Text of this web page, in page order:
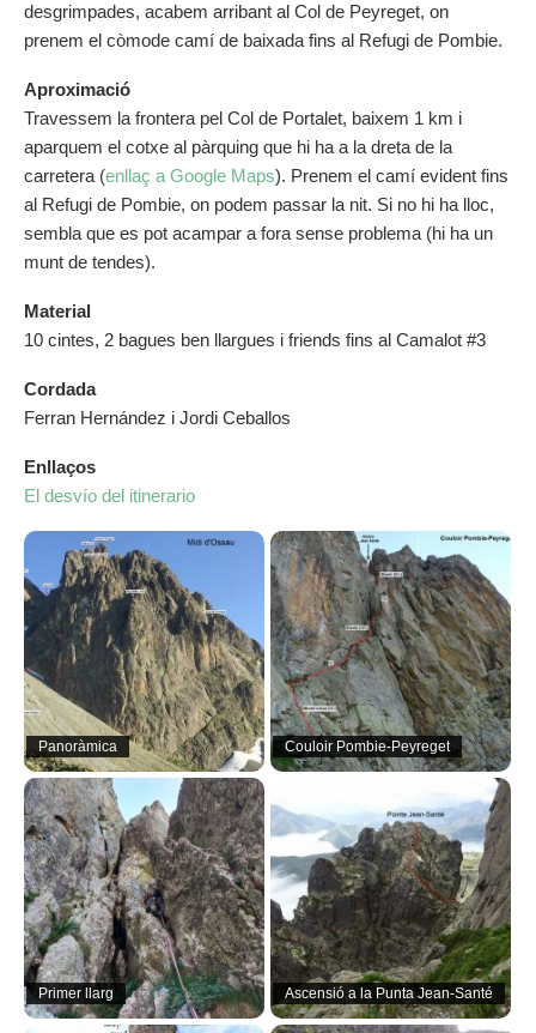
desgrimpades, acabem arribant al Col de Peyreget, on
prenem el còmode camí de baixada fins al Refugi de Pombie.
Aproximació
Travessem la frontera pel Col de Portalet, baixem 1 km i
aparquem el cotxe al pàrquing que hi ha a la dreta de la
carretera (enllaç a Google Maps). Prenem el camí evident fins
al Refugi de Pombie, on podem passar la nit. Si no hi ha lloc,
sembla que es pot acampar a fora sense problema (hi ha un
munt de tendes).
Material
10 cintes, 2 bagues ben llargues i friends fins al Camalot #3
Cordada
Ferran Hernández i Jordi Ceballos
Enllaços
El desvío del itinerario
Panoràmica Couloir Pombie-Peyreget
Primer llarg Ascensió a la Punta Jean-Santé